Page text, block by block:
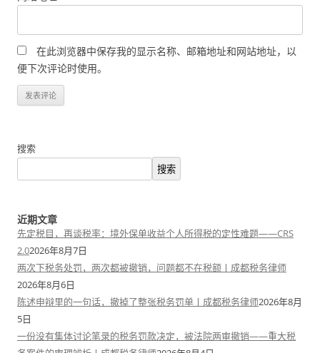
在此浏览器中保存我的显示名称、邮箱地址和网站地址，以
便下次评论时使用。
搜索
搜索
近期文章
先定税目，再谈税率：境外保单收益个人所得税的定性难题——CRS
2.02026年8月7日
两次下税务处罚，两次都被撤销，问题都不在税额丨成都税务律师
2026年8月6日
陈述申辩里的一句话，撤掉了整张税务罚单丨成都税务律师2026年8月
5日
一份没有集体讨论笔录的税务罚款决定，被法院两审撤销——重大税